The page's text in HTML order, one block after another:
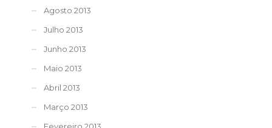
Agosto 2013
Julho 2013
Junho 2013
Maio 2013
Abril 2013
Março 2013
Fevereiro 2013